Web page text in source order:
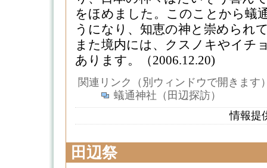
をほめました。このことから蟻
うになり、知恵の神と崇められ
また境内には、クスノキやイチ
あります。（2006.12.20)
関連リンク（別ウィンドウで開きます
蟻通神社（田辺探訪）
情報提
田辺祭